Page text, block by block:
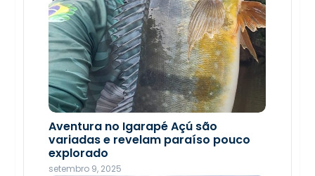
Jovens rondonienses fazem história
com recorde e desempenho técnico
nas Paralimpíadas Escolares 2025
novembro 21, 2025
Aventura no Igarapé Açú são
variadas e revelam paraíso pouco
explorado
setembro 9, 2025